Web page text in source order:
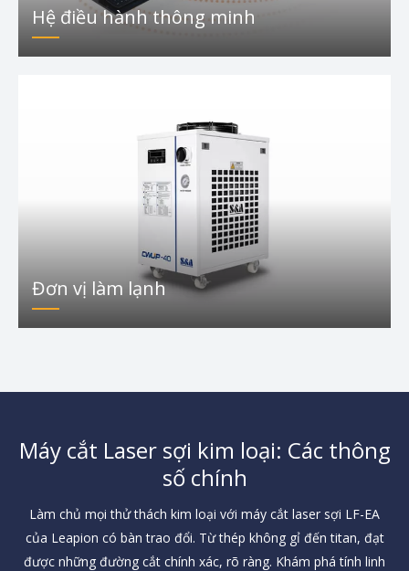
Hệ điều hành thông minh
Đơn vị làm lạnh
Máy cắt Laser sợi kim loại: Các thông
số chính
Làm chủ mọi thử thách kim loại với máy cắt laser sợi LF-EA
của Leapion có bàn trao đổi. Từ thép không gỉ đến titan, đạt
được những đường cắt chính xác, rõ ràng. Khám phá tính linh